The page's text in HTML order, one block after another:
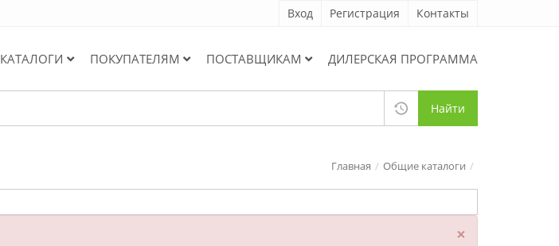
Вход Регистрация Контакты
КАТАЛОГИ ПОКУПАТЕЛЯМ ПОСТАВЩИКАМ ДИЛЕРСКАЯ ПРОГРАММА
Найти
Главная Общие каталоги
×